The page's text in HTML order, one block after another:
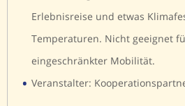
Erlebnisreise und etwas
Temperaturen. Nicht geeignet
eingeschränkter Mobilität.
• Veranstalter: